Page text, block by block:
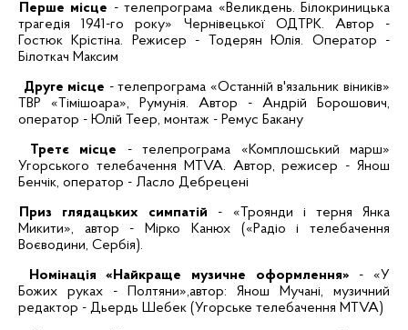
Перше місце - телепрограма «Великдень. Білокриницька
трагедія 1941-го року» Чернівецької ОДТРК. Автор -
Гостюк
Крістіна. Режисер - Тодерян Юлія. Оператор -
Білоткач Максим
Друге місце - телепрограма «Останній в'язальник віників»
ТВР « Тімішоара», Румунія. Автор - Андрій Борошович,
оператор - Юлій
Теер, монтаж - Ремус Бакану
Третє місце - телепрограма «Комплошський марш»
Угорського телебачення
MTVA. Автор, режисер -Янош
Бенчік, оператор - Ласло Дебрецені
Приз глядацьких симпатій
- «Троянди і терня Янка
Микити», автор - Мірко
Канюх(«Радіо і телебачення
Воєводини, Сербія).
Номінація «Найкраще музичне оформлення»
- «У
Божих руках -
Полтяни»,автор: Янош Мучані, музичний
редактор - Дьердь Шебек (Угорське телебачення MTVA)